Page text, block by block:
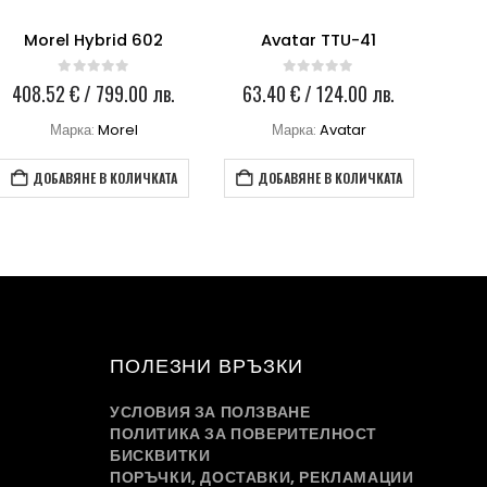
Morel Hybrid 602
0 out of 5
408.52€/ 799.00 лв.
Марка: Morel
ДОБАВЯНЕ В КОЛИЧКАТА
Avatar TTU-41
0 out of 5
63.40€/ 124.00 лв.
Марка: Avatar
ДОБАВЯНЕ В КОЛИЧКАТА
ПОЛЕЗНИ ВРЪЗКИ
УСЛОВИЯ ЗА ПОЛЗВАНЕ
ПОЛИТИКА ЗА ПОВЕРИТЕЛНОСТ
БИСКВИТКИ
ПОРЪЧКИ, ДОСТАВКИ, РЕКЛАМАЦИИ